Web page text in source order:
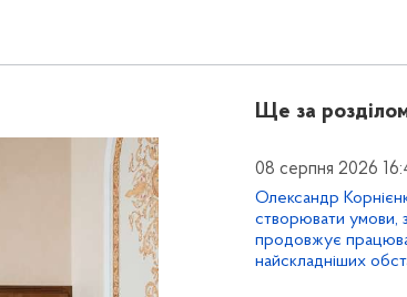
Ще за
08 серпня 2026
Олександр
створювати умови,
продовжує
найскладніших